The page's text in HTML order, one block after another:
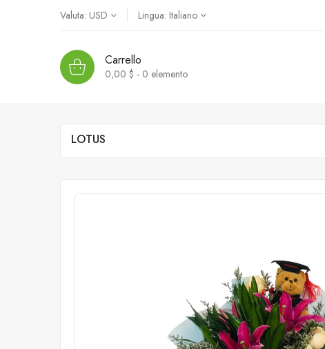
Valuta: USD Lingua: Italiano
Carrello
0,00 $ - 0 elemento
LOTUS